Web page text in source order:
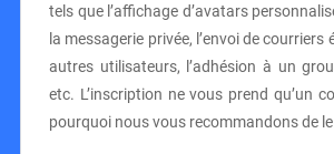
tels que l’affichage d’avatars
la messagerie privée, l’envoi de
autres utilisateurs, l’adhésion à un
etc. L’inscription ne vous prend qu’un
pourquoi nous vous recommandons de